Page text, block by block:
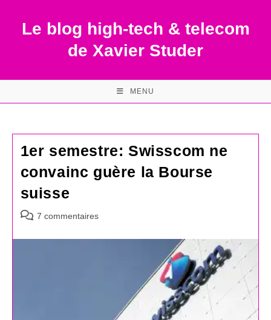
contentLe blog high-tech & telecom
de Xavier Studer
MENU
1er semestre: Swisscom ne
convainc guère la Bourse
suisse
Commentaires
la
7 commentaires